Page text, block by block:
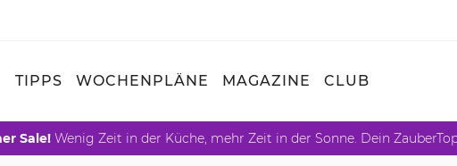
TIPPS WOCHENPLÄNE MAGAZINE CLUB
Sale! Wenig Zeit in der Küche, mehr Zeit in der Sonne. Dein